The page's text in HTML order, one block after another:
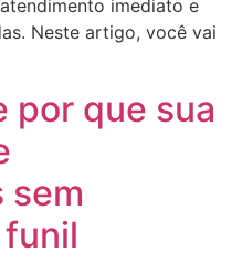
imediato e
Neste artigo, você vai
por que sua
sem